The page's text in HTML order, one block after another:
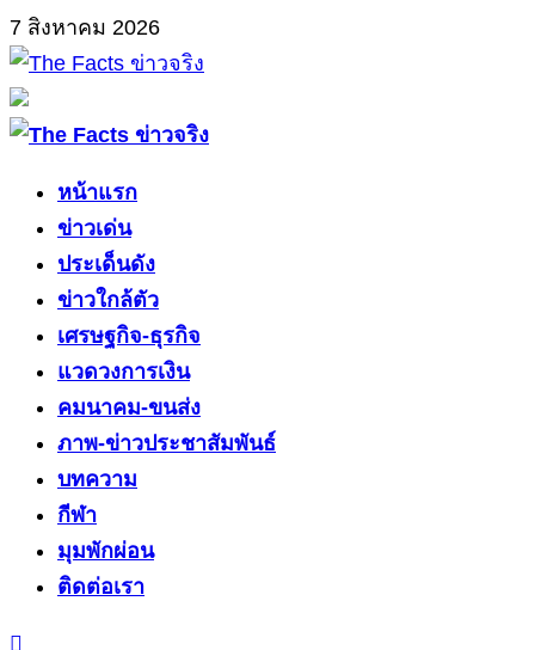
Skip
to
content
7 สิงหาคม 2026
Primary
หน้าแรก
ข่าวเด่น
ประเด็นดัง
ข่าวใกล้ตัว
เศรษฐกิจ-ธุรกิจ
แวดวงการเงิน
คมนาคม-ขนส่ง
ภาพ-ข่าวประชาสัมพันธ์
บทความ
กีฬา
มุมพักผ่อน
ติดต่อเรา